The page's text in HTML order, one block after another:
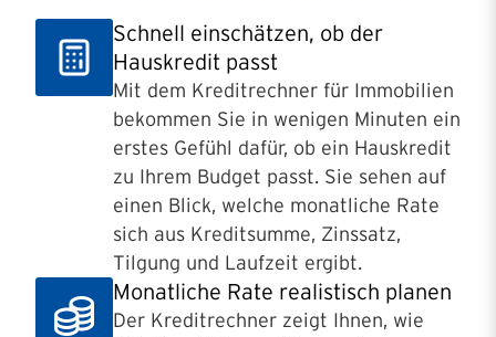
Schnell einschätzen, ob der
Hauskredit passt
Mit dem Kreditrechner für Immobilien
bekommen Sie in wenigen Minuten ein
erstes Gefühl dafür, ob ein Hauskredit
zu Ihrem Budget passt. Sie sehen auf
einen Blick, welche monatliche Rate
sich aus Kreditsumme, Zinssatz,
Tilgung und Laufzeit ergibt.
Monatliche Rate realistisch planen
Der Kreditrechner zeigt Ihnen, wie